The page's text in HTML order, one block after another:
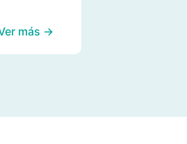
más →